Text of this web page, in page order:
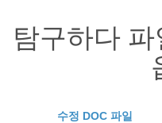
탐구하다
수정 DOC 파일